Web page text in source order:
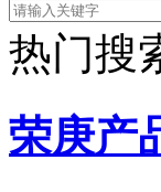
热门搜
荣庚产